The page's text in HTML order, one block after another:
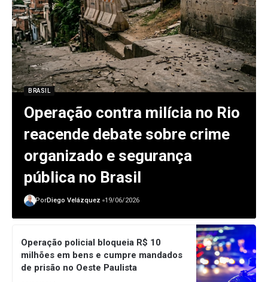
BRASIL
Operação contra milícia no Rio
reacende debate sobre crime
organizado e segurança
pública no Brasil
PorDiego Velázquez 19/06/2026
Operação policial bloqueia R$ 10
milhões em bens e cumpre mandados
de prisão no Oeste Paulista